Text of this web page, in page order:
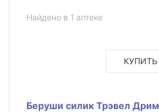
Найдено в 1 аптеке
КУПИТЬ
Беруши силик Трэвел